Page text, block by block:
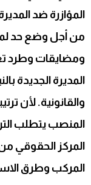
المؤازرة ضد
من أجل وضع حد
ومضايقات وطرد
المديرة الجديدة
والقانونية. لأن
المركز الحقوقي
المركب وطرق